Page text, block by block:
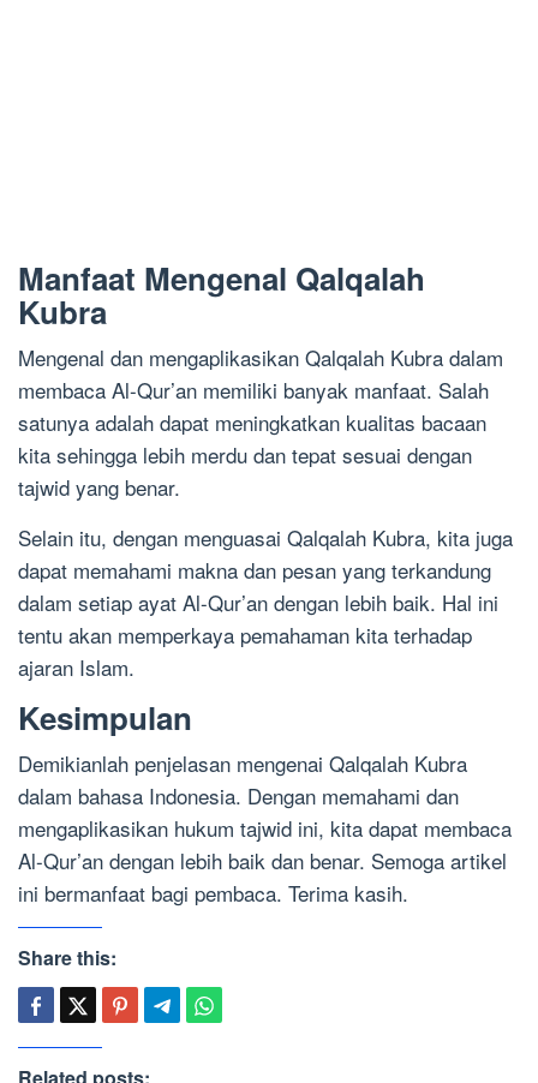
Manfaat Mengenal Qalqalah
Kubra
Mengenal dan mengaplikasikan Qalqalah Kubra dalam
membaca Al-Qur’an memiliki banyak manfaat. Salah
satunya adalah dapat meningkatkan kualitas bacaan
kita sehingga lebih merdu dan tepat sesuai dengan
tajwid yang benar.
Selain itu, dengan menguasai Qalqalah Kubra, kita juga
dapat memahami makna dan pesan yang terkandung
dalam setiap ayat Al-Qur’an dengan lebih baik. Hal ini
tentu akan memperkaya pemahaman kita terhadap
ajaran Islam.
Kesimpulan
Demikianlah penjelasan mengenai Qalqalah Kubra
dalam bahasa Indonesia. Dengan memahami dan
mengaplikasikan hukum tajwid ini, kita dapat membaca
Al-Qur’an dengan lebih baik dan benar. Semoga artikel
ini bermanfaat bagi pembaca. Terima kasih.
Share this: